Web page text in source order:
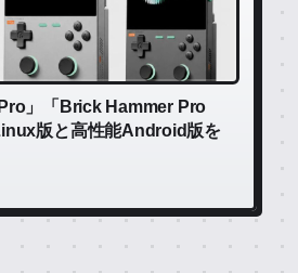
」「Brick Hammer Pro
版と高性能Android版を